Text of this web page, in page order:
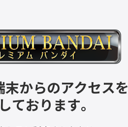
末からのアクセスを
ております。